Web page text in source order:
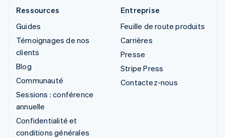
Ressources
Guides
Témoignages de nos
clients
Blog
Communauté
Sessions : conférence
annuelle
Confidentialité et
conditions générales
Entreprise
Feuille de route produits
Carrières
Presse
Stripe Press
Contactez-nous